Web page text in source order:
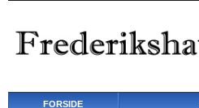
FORSIDE